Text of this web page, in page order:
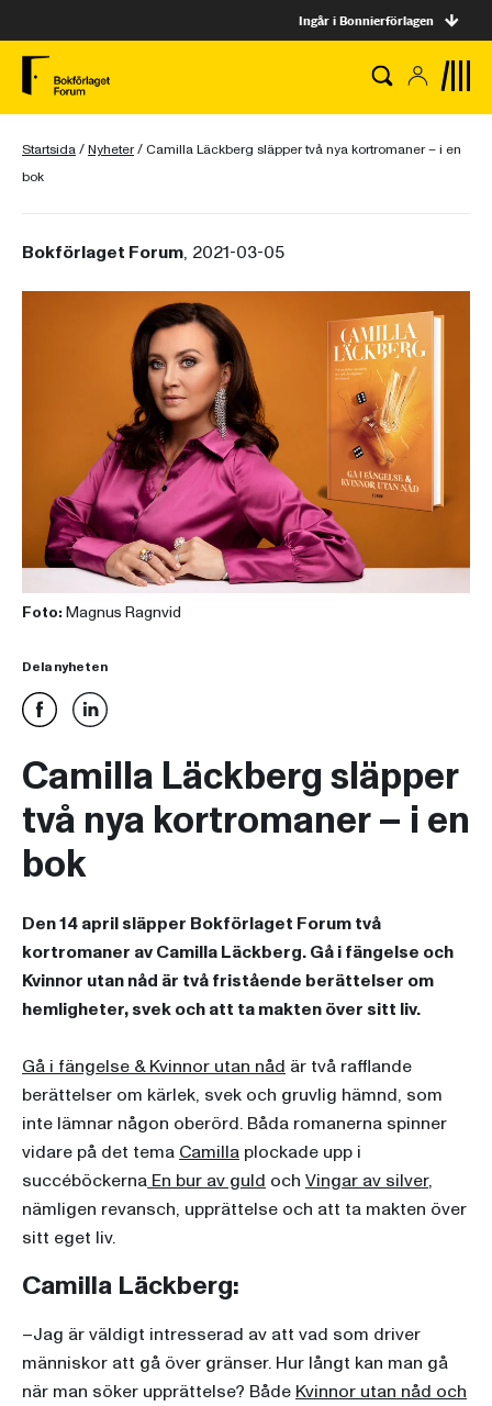
Ingår i Bonnierförlagen
Startsida/Nyheter/Camilla Läckberg släpper två nya kortromaner – i en
bok
Bokförlaget Forum, 2021-03-05
Foto: Magnus Ragnvid
Dela nyheten
Camilla Läckberg släpper
två nya kortromaner – i en
bok
Den 14 april släpper Bokförlaget Forum två
kortromaner av Camilla Läckberg. Gå i fängelse och
Kvinnor utan nåd är två fristående berättelser om
hemligheter, svek och att ta makten över sitt liv.
Gå i fängelse & Kvinnor utan nåd är två rafflande
berättelser om kärlek, svek och gruvlig hämnd, som
inte lämnar någon oberörd. Båda romanerna spinner
vidare på det tema Camilla plockade upp i
succéböckerna En bur av guld och Vingar av silver,
nämligen revansch, upprättelse och att ta makten över
sitt eget liv.
Camilla Läckberg:
–Jag är väldigt intresserad av att vad som driver
människor att gå över gränser. Hur långt kan man gå
när man söker upprättelse? Både Kvinnor utan nåd och